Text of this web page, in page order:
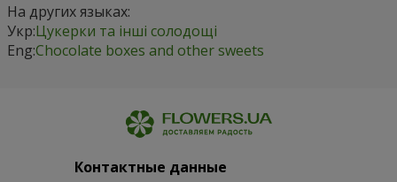
На других языках:
Укр:Цукерки та інші солодощі
Eng:Chocolate boxes and other sweets
Контактные данные